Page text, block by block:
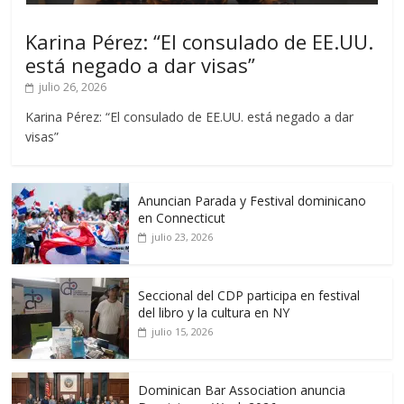
Karina Pérez: “El consulado de EE.UU.
está negado a dar visas”
julio 26, 2026
Karina Pérez: “El consulado de EE.UU. está negado a dar
visas”
Anuncian Parada y Festival dominicano
en Connecticut
julio 23, 2026
Seccional del CDP participa en festival
del libro y la cultura en NY
julio 15, 2026
Dominican Bar Association anuncia